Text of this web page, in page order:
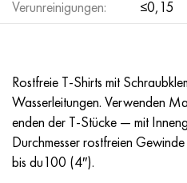
Verunreinigungen:
≤0,15
Rostfreie T-Shirts mit
Wasserleitungen. Verwenden
enden der T-Stücke — mit
Durchmesser rostfreien
bis du100 (4″).
Hastelloy C-276
Hastelloy 3
Hastelloy x
Udimet 500
40HFA, 1.7223, aisi 4142
45HN2MFA, k2425, 45hnmf
А40G, 44smn28, 1.0762,